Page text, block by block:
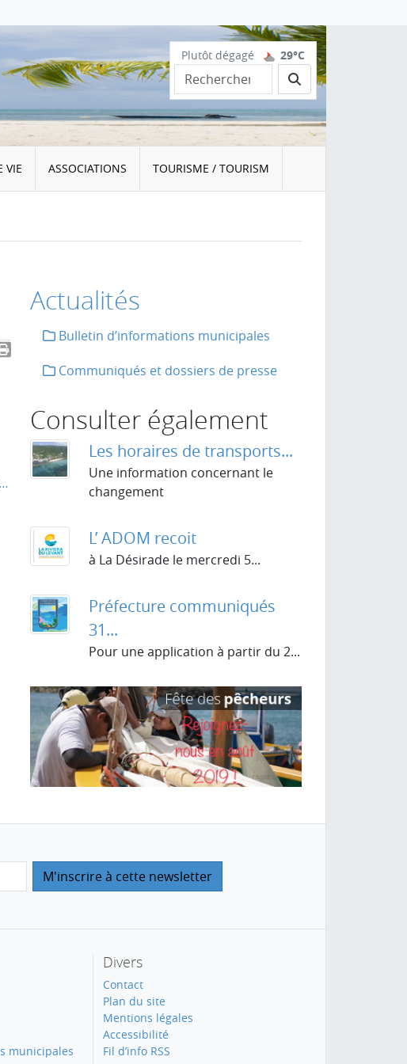
Plutôt dégagé 29°C
Rechercher
VIE ASSOCIATIONS TOURISME / TOURISM
Imprimer la page
250.1 kio
Actualités
Bulletin d’informations municipales
Communiqués et dossiers de presse
Consulter également
Les horaires de transports...
Une information concernant le
changement
L’ ADOM recoit
à La Désirade le mercredi 5...
Préfecture communiqués
31...
Pour une application à partir du 2...
municipales
Divers
Contact
Plan du site
Mentions légales
Accessibilité
Fil d’info RSS